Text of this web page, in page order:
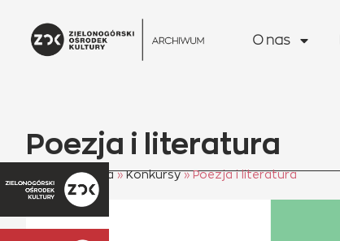
O nas
Poezja i literatura
Strona główna»Konkursy»Poezja i literatura